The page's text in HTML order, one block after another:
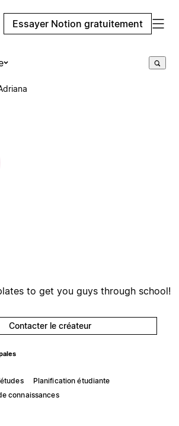
Essayer Notion gratuitement
to get you guys through school!
Contacter le créateur
Planification étudiante
connaissances